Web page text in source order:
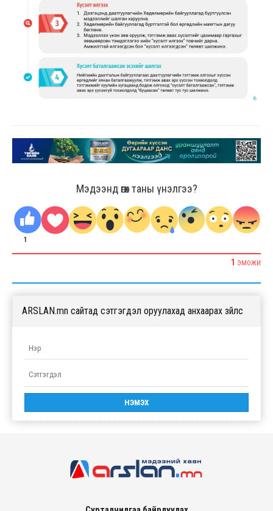
Мэдээнд өгөх таны үнэлгээ?
1
1 ЭМОЖИ
ARSLAN.mn сайтад сэтгэгдэл оруулахад анхаарах зүйлс